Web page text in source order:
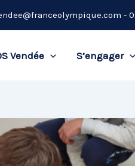
-
Vendée S’engager